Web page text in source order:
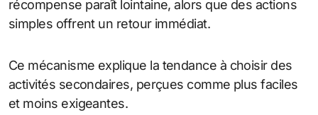
récompense paraît lointaine, alors que des actions
simples offrent un retour immédiat.
Ce mécanisme explique la tendance à choisir des
activités secondaires, perçues comme plus faciles
et moins exigeantes.